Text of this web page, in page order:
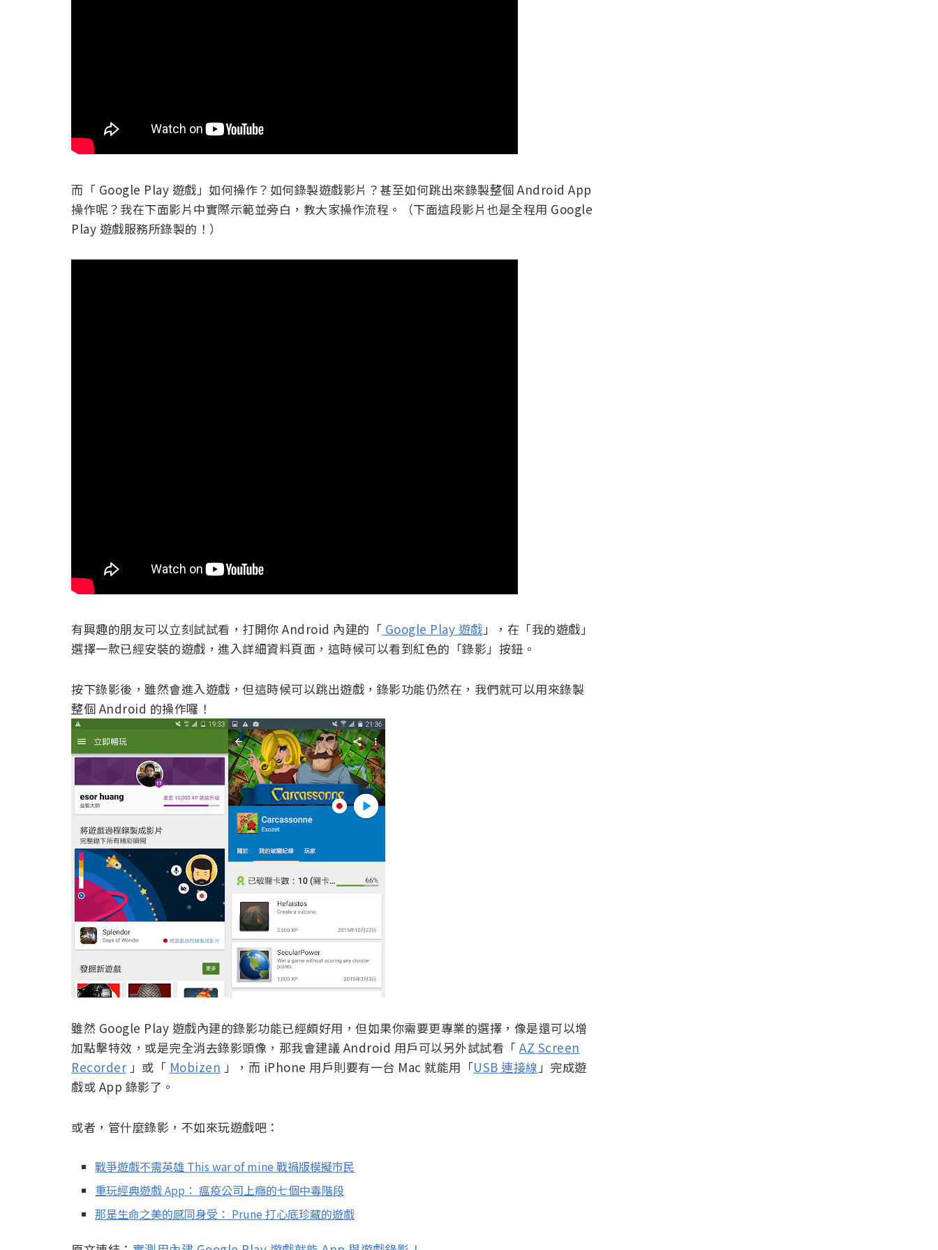
而「 Google Play 遊戲」如何操作？如何錄製遊戲影片？甚至如何跳出來錄製整個 Android App
操作呢？我在下面影片中實際示範並旁白，教大家操作流程。（下面這段影片也是全程用 Google
Play 遊戲服務所錄製的！）
有興趣的朋友可以立刻試試看，打開你 Android 內建的「 Google Play 遊戲」，在「我的遊戲」
選擇一款已經安裝的遊戲，進入詳細資料頁面，這時候可以看到紅色的「錄影」按鈕。
按下錄影後，雖然會進入遊戲，但這時候可以跳出遊戲，錄影功能仍然在，我們就可以用來錄製
整個 Android 的操作囉！
雖然 Google Play 遊戲內建的錄影功能已經頗好用，但如果你需要更專業的選擇，像是還可以增
加點擊特效，或是完全消去錄影頭像，那我會建議 Android 用戶可以另外試試看「 AZ Screen
Recorder 」或「 Mobizen 」，而 iPhone 用戶則要有一台 Mac 就能用「USB 連接線 」完成遊
戲或 App 錄影了。
或者，管什麼錄影，不如來玩遊戲吧：
戰爭遊戲不需英雄 This war of mine 戰禍版模擬市民
重玩經典遊戲 App： 瘟疫公司上癮的七個中毒階段
那是生命之美的感同身受： Prune 打心底珍藏的遊戲